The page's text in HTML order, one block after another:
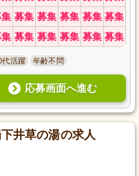
募集 募集 募集 募集 募集
募集 募集 募集 募集 募集
代活躍 年齢不問
応募画面へ進む
井草の湯の求人